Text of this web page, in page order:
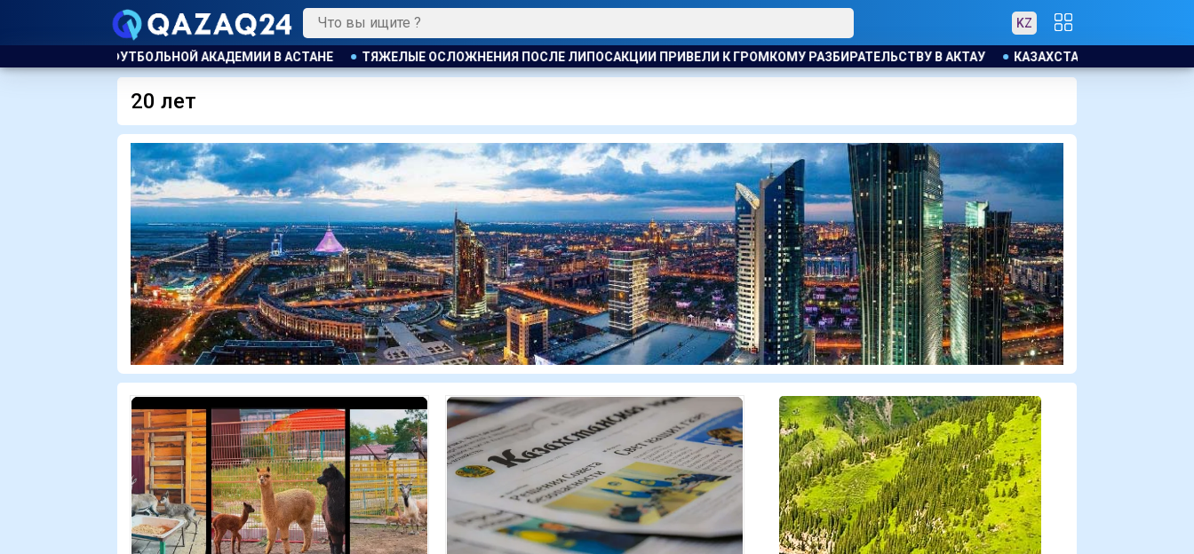
KZ
ТЯЖЕЛЫЕ ОСЛОЖНЕНИЯ ПОСЛЕ ЛИПОСАКЦИИ ПРИВЕЛИ К ГРОМКОМУ РАЗБИРАТЕЛЬСТВУ В АКТАУ КАЗАХСТАНЕЦ КУПИЛ ЗЕМЕЛЬНЫЙ УЧАСТОК И ОБНАРУЖИЛ НА НЕМ
20 лет